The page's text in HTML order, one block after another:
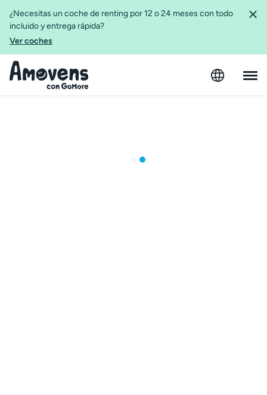
¿Necesitas un coche de renting por 12 o 24 meses con todo
incluido y entrega rápida?
Ver coches